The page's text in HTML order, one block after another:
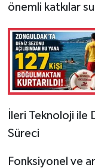
önemli katkılar
İleri Teknoloji ile
Süreci
Fonksiyonel ve